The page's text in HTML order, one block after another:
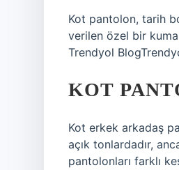
Kot pantolon, tarih
verilen özel bir
Trendyol
KOT
Kot erkek arkadaş
açık tonlardadır,
pantolonları farklı